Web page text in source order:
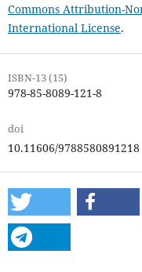
Commons Attribution-
International License.
ISBN-13 (15)
978-85-8089-121-8
doi
10.11606/9788580891218